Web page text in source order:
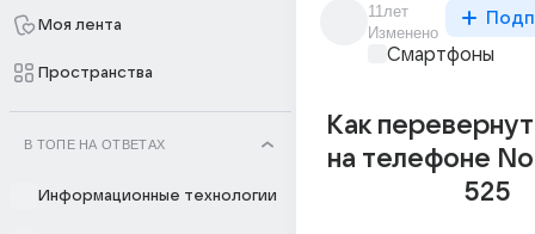
Моя лента
Пространства
В ТОПЕ НА ОТВЕТАХ
Информационные технологии
11лет
Изменено
Смартфоны
Как
на телефоне
525